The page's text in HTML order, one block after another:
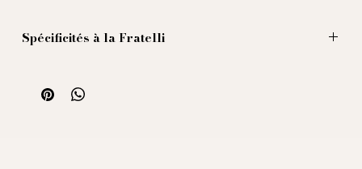
Spécificités à la Fratelli
le fabriquer artisanalement en Italie, sans doublure,
avec des bords roulés à la main et une âme très légère,